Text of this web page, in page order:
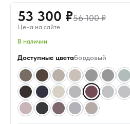
53 300 ₽56 100 ₽
Цена на сайте
В наличии
Доступные цветабордовый